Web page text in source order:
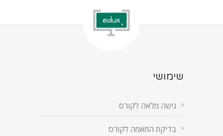
שימושי
גישה מלאה לקורס
בדיקת התאמה לקורס